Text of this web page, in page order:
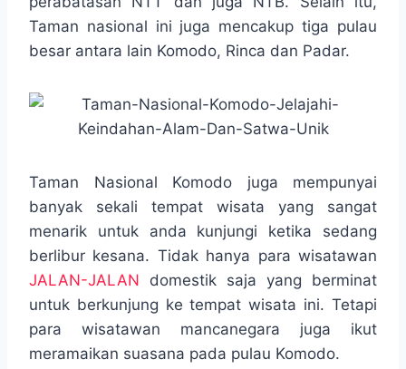
Taman nasional ini juga mencakup tiga pulau
besar antara lain Komodo, Rinca dan Padar.
Taman Nasional Komodo juga mempunyai
banyak sekali tempat wisata yang sangat
menarik untuk anda kunjungi ketika sedang
berlibur kesana. Tidak hanya para wisatawan
JALAN-JALAN domestik saja yang berminat
untuk berkunjung ke tempat wisata ini. Tetapi
para wisatawan mancanegara juga ikut
meramaikan suasana pada pulau Komodo.